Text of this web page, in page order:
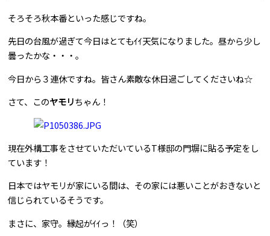
そろそろ秋本番といった感じですね。
先日の台風が過ぎて今日はとてもｲｲ天気になりました。昼から少し
曇ったかな・・・。
今日から３連休ですね。皆さん素敵な休日過ごしてくださいね☆
さて、このヤモリちゃん！
現在外構工事をさせていただいているT様邸の門塀に貼る予定をし
ています！
日本ではヤモリが家にいる間は、その家には悪いことがおきないと
信じられているそうです。
まさに、家守。縁起がｲｲっ！（笑）